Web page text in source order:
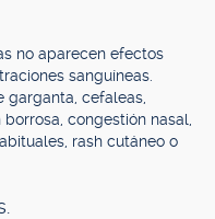
no aparecen efectos
sanguíneas.
garganta, cefaleas,
congestión nasal,
rash cutáneo o